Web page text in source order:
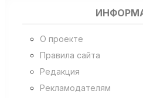
О проекте
Правила сайта
Редакция
Рекламодателям